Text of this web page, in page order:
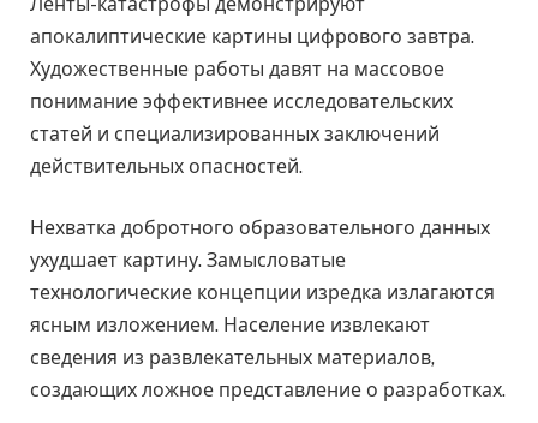
апокалиптические картины цифрового завтра.
Художественные работы давят на массовое
понимание эффективнее исследовательских
статей и специализированных заключений
действительных опасностей.
Нехватка добротного образовательного данных
ухудшает картину. Замысловатые
технологические концепции изредка излагаются
ясным изложением. Население извлекают
сведения из развлекательных материалов,
создающих ложное представление о разработках.